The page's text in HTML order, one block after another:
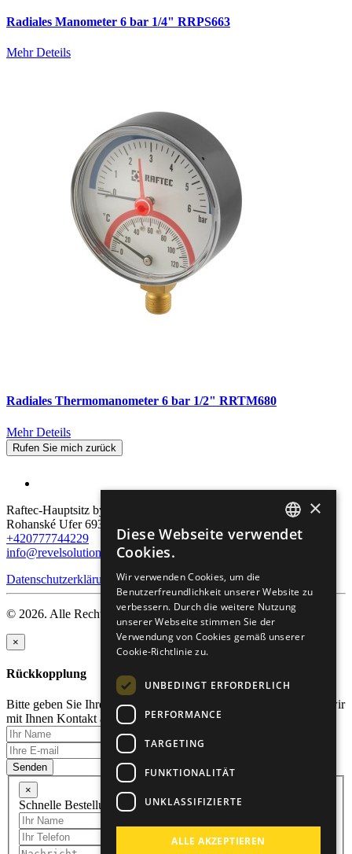
Radiales Manometer 6 bar 1/4" RRPS663
Mehr Deteils
Radiales Thermomanometer 6 bar 1/2" RRTM680
Mehr Deteils
Rufen Sie mich zurück
Raftec-Hauptsitz by Revel Solution:
Rohanské Ufer 693/10, 186 00 Prag, Karlín
+420777744229
info@revelsolution.com
Datenschutzerklärung
© 2026. Alle Rechte vorbehalten.
×
Rückkopplung
Bitte geben Sie Ihren Namen und Ihre E-Mail-Adresse an, damit wir
mit Ihnen Kontakt aufnehmen können.
Senden
×
Schnelle Bestellung
ENGLISH
GERMAN
×
Diese Webseite verwendet
Cookies.
Wir verwenden Cookies, um die
Benutzerfreundlichkeit unserer Website zu
verbessern. Durch die weitere Nutzung
unserer Webseite stimmen Sie der
Verwendung von Cookies gemäß unserer
Cookie-Richtlinie zu.
UNBEDINGT ERFORDERLICH
PERFORMANCE
TARGETING
FUNKTIONALITÄT
UNKLASSIFIZIERTE
ALLE AKZEPTIEREN